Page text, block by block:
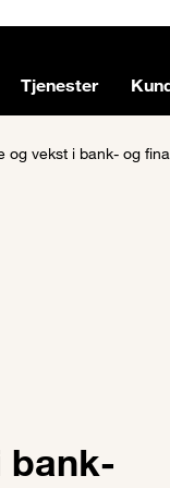
Tjenester
og vekst i bank- og
bank-